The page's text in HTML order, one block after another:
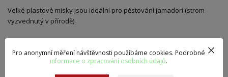
Velké plastové misky jsou ideální pro pěstování jamadori (strom
vyzvednutý v přírodě).
Pro anonymní měření návštěvnosti použíbáme cookies. Podrobné
informace o zpracování osobních údajů.